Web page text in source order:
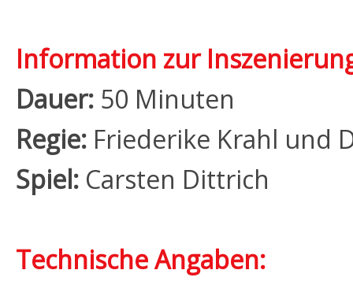
Information zur
Dauer:50 Minuten
Regie:Friederike Krahl und
Spiel:Carsten Dittrich
Technische Angaben: